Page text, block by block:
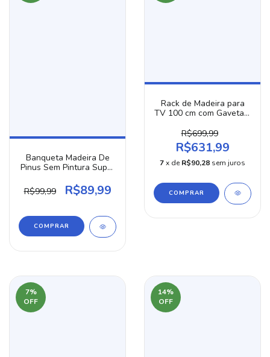
Banqueta Madeira De
Pinus Sem Pintura Super
R$99,99
R$89,99
COMPRAR
Rack de Madeira para
TV 100 cm com Gaveta –
R$699,99
R$631,99
7x de R$90,28 sem juros
COMPRAR
7%
OFF
14%
OFF